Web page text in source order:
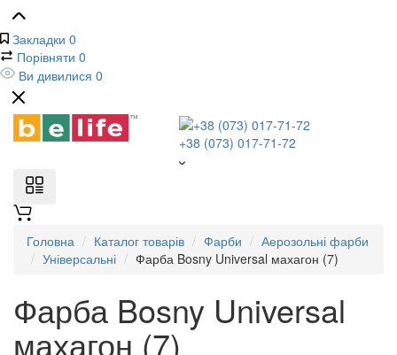
Закладки 0
Порівняти 0
Ви дивилися 0
+38 (073) 017-71-72
Головна Каталог товарів Фарби
Аерозольні фарби
Універсальні
Фарба Bosny Universal махагон (7)
Фарба Bosny Universal
махагон (7)